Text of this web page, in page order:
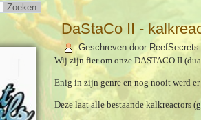
DaStaCo II -
Geschreven door ReefSecrets
Wij zijn fier om onze DASTACO II
Enig in zijn genre en nog nooit werd
Deze laat alle bestaande kalkreactors